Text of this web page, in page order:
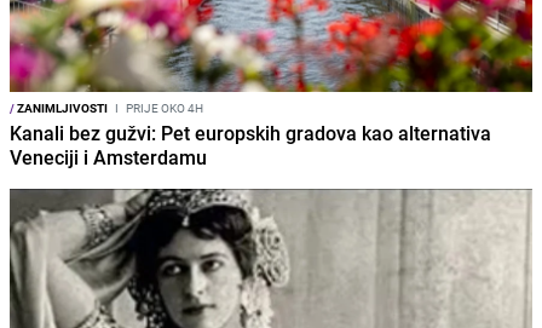
/ZANIMLJIVOSTI I PRIJE OKO 4H
Kanali bez gužvi: Pet europskih gradova kao alternativa
Veneciji i Amsterdamu